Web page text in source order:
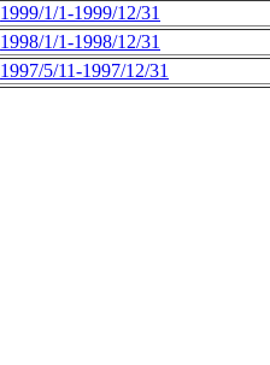
1999/1/1-1999/12/31
1998/1/1-1998/12/31
1997/5/11-1997/12/31